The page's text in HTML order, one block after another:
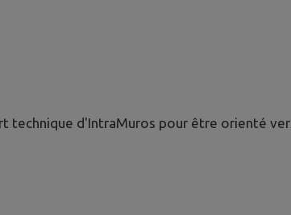
technique d'IntraMuros pour être orienté